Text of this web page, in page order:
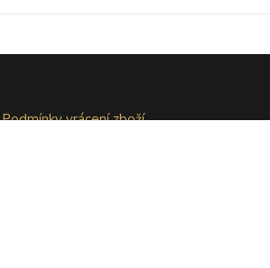
Podmínky vrácení zboží